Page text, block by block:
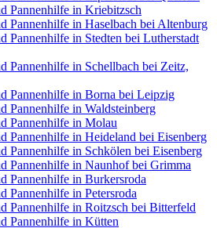
Pannenhilfe in Kriebitzsch
Pannenhilfe in Haselbach bei Altenburg
Pannenhilfe in Stedten bei Lutherstadt
Pannenhilfe in Schellbach bei Zeitz,
Pannenhilfe in Borna bei Leipzig
Pannenhilfe in Waldsteinberg
Pannenhilfe in Molau
Pannenhilfe in Heideland bei Eisenberg
Pannenhilfe in Schkölen bei Eisenberg
Pannenhilfe in Naunhof bei Grimma
Pannenhilfe in Burkersroda
Pannenhilfe in Petersroda
Pannenhilfe in Roitzsch bei Bitterfeld
Pannenhilfe in Kütten